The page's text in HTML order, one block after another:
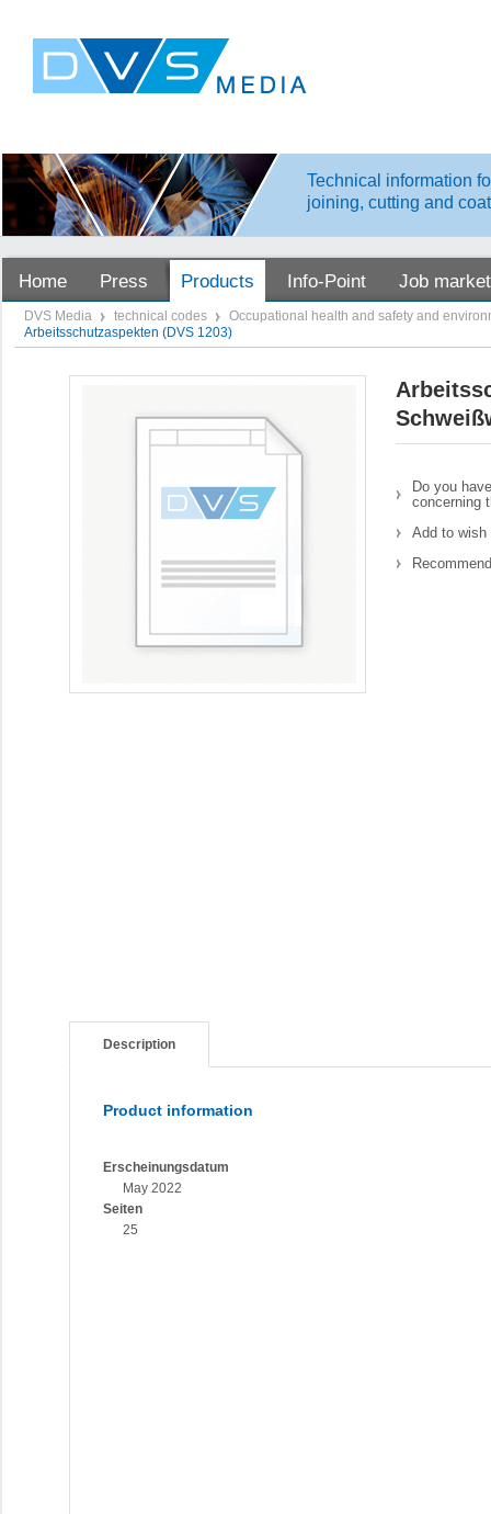
Technical information
joining, cutting and
Home Press Products Info-Point Job market
DVS Media technical codes
Occupational health and safety and
Arbeitsschutzaspekten (DVS 1203)
Do you
concerning
Add to wish
Description
Product information
Erscheinungsdatum
May 2022
Seiten
25